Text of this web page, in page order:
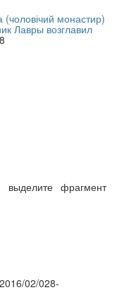
монастир)
Лавры возглавил
фрагмент
02/028-